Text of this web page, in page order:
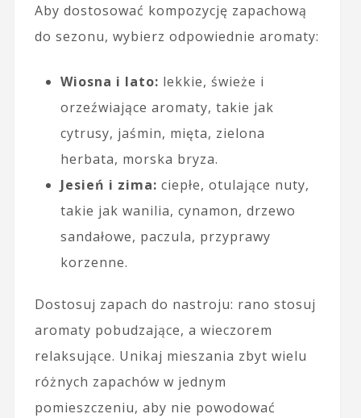
Aby dostosować kompozycję zapachową
do sezonu, wybierz odpowiednie aromaty:
Wiosna i lato: lekkie, świeże i
orzeźwiające aromaty, takie jak
cytrusy, jaśmin, mięta, zielona
herbata, morska bryza.
Jesień i zima: ciepłe, otulające nuty,
takie jak wanilia, cynamon, drzewo
sandałowe, paczula, przyprawy
korzenne.
Dostosuj zapach do nastroju: rano stosuj
aromaty pobudzające, a wieczorem
relaksujące. Unikaj mieszania zbyt wielu
różnych zapachów w jednym
pomieszczeniu, aby nie powodować